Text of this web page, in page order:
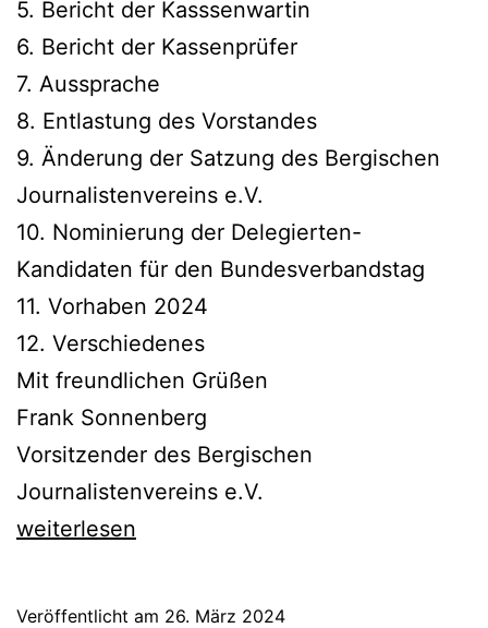
5. Bericht der Kasssenwartin
6. Bericht der Kassenprüfer
7. Aussprache
8. Entlastung des Vorstandes
9. Änderung der Satzung des Bergischen
Journalistenvereins e.V.
10. Nominierung der Delegierten-
Kandidaten für den Bundesverbandstag
11. Vorhaben 2024
12. Verschiedenes
Mit freundlichen Grüßen
Frank Sonnenberg
Vorsitzender des Bergischen
Journalistenvereins e.V.
BJV
weiterlesen
Veröffentlicht am 26. März 2024